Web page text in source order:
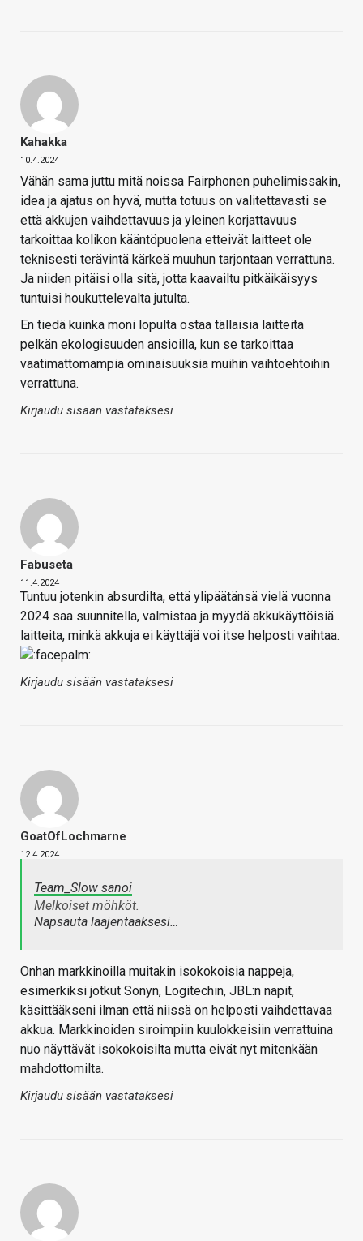
Kahakka
10.4.2024
Vähän sama juttu mitä noissa Fairphonen puhelimissakin,
idea ja ajatus on hyvä, mutta totuus on valitettavasti se
että akkujen vaihdettavuus ja yleinen korjattavuus
tarkoittaa kolikon kääntöpuolena etteivät laitteet ole
teknisesti terävintä kärkeä muuhun tarjontaan verrattuna.
Ja niiden pitäisi olla sitä, jotta kaavailtu pitkäikäisyys
tuntuisi houkuttelevalta jutulta.
En tiedä kuinka moni lopulta ostaa tällaisia laitteita
pelkän ekologisuuden ansioilla, kun se tarkoittaa
vaatimattomampia ominaisuuksia muihin vaihtoehtoihin
verrattuna.
Kirjaudu sisään vastataksesi
Fabuseta
11.4.2024
Tuntuu jotenkin absurdilta, että ylipäätänsä vielä vuonna
2024 saa suunnitella, valmistaa ja myydä akkukäyttöisiä
laitteita, minkä akkuja ei käyttäjä voi itse helposti vaihtaa.
Kirjaudu sisään vastataksesi
GoatOfLochmarne
12.4.2024
Team_Slow sanoi
Melkoiset möhköt.
Napsauta laajentaaksesi…
Onhan markkinoilla muitakin isokokoisia nappeja,
esimerkiksi jotkut Sonyn, Logitechin, JBL:n napit,
käsittääkseni ilman että niissä on helposti vaihdettavaa
akkua. Markkinoiden siroimpiin kuulokkeisiin verrattuina
nuo näyttävät isokokoisilta mutta eivät nyt mitenkään
mahdottomilta.
Kirjaudu sisään vastataksesi